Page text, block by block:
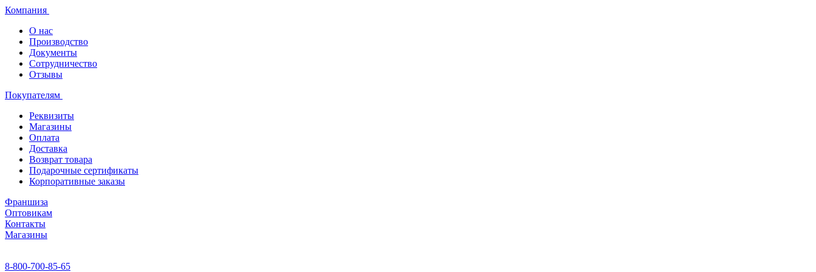
Компания
О нас
Производство
Документы
Сотрудничество
Отзывы
Покупателям
Реквизиты
Магазины
Оплата
Доставка
Возврат товара
Подарочные сертификаты
Корпоративные заказы
Франшиза
Оптовикам
Контакты
Магазины
8-800-700-85-65